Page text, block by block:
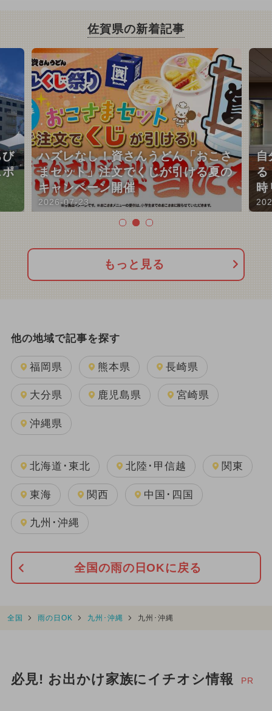
佐賀県の新着記事
ポ
ハズレなし！資さんうどん「おこさ
まセット」注文でくじが引ける夏の
キャンペーン開催
2026-07-23
自
る
時
もっと見る
他の地域で記事を探す
福岡県 熊本県 長崎県
大分県 鹿児島県 宮崎県
沖縄県
北海道･東北 北陸･甲信越 関東
東海 関西 中国･四国
九州･沖縄
全国の雨の日OKに戻る
全国 雨の日OK 九州･沖縄 九州･沖縄
必見! お出かけ家族にイチオシ情報 PR